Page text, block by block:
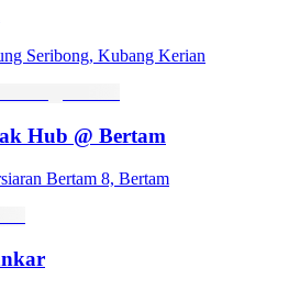
Seribong, Kubang Kerian
Hub @ Bertam
Bertam 8, Bertam